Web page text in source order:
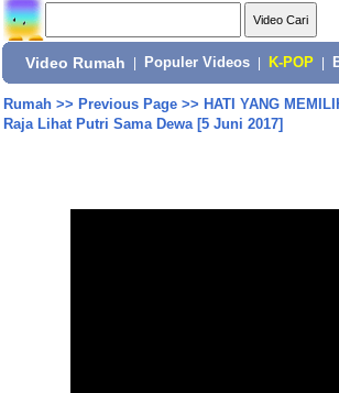
Video Rumah Populer Videos K-POP
Rumah>> Previous Page>> HATI YANG
Raja Lihat Putri Sama Dewa [5 Juni 2017]